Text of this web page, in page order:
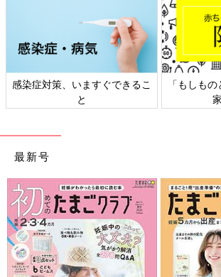
出典：Instagramアカウント「risaroom28」
りささんは「ランドリーハンガーキャッチ（
ドリーハンガーキャッチ ロングタイプ（220
ドアの上部につけられるから、簡単にデッド
できて便利なんだとか。洗濯物をちょっと掛
も助かりますね♪
クロスタイプ」
感染症対策、いますぐできるこ
と
「もしも
最新号